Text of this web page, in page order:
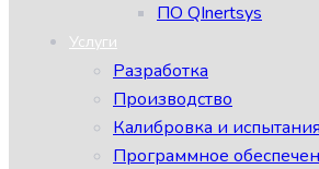
ПО QInertsys
Услуги
Разработка
Производство
Калибровка и испытания
Программное